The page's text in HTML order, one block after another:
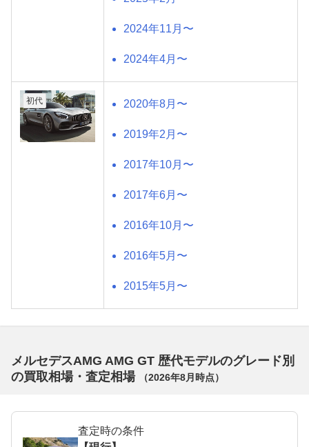
2024年11月〜
2024年4月〜
初代 2020年8月〜
2019年2月〜
2017年10月〜
2017年6月〜
2016年10月〜
2016年5月〜
2015年5月〜
メルセデスAMG AMG GT 歴代モデルのグレード別
の買取相場・査定相場
（2026年8月 時点）
査定時の条件